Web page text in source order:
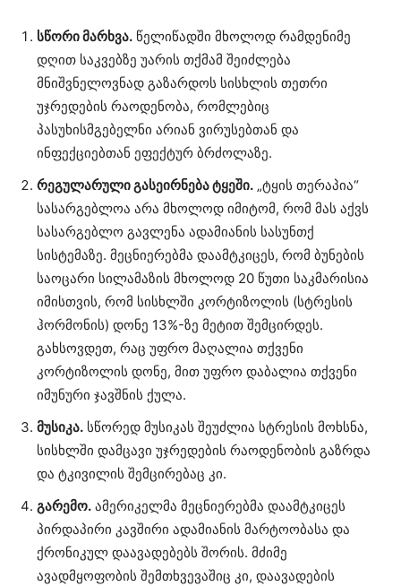
სწორი მარხვა. წელიწადში მხოლოდ რამდენიმე
დღით საკვებზე უარის თქმამ შეიძლება
მნიშვნელოვნად გაზარდოს სისხლის თეთრი
უჯრედების რაოდენობა, რომლებიც
პასუხისმგებელნი არიან ვირუსებთან და
ინფექციებთან ეფექტურ ბრძოლაზე.
რეგულარული გასეირნება ტყეში. „ტყის თერაპია“
სასარგებლოა არა მხოლოდ იმიტომ, რომ მას აქვს
სასარგებლო გავლენა ადამიანის სასუნთქ
სისტემაზე. მეცნიერებმა დაამტკიცეს, რომ ბუნების
საოცარი სილამაზის მხოლოდ 20 წუთი საკმარისია
იმისთვის, რომ სისხლში კორტიზოლის (სტრესის
ჰორმონის) დონე 13%-ზე მეტით შემცირდეს.
გახსოვდეთ, რაც უფრო მაღალია თქვენი
კორტიზოლის დონე, მით უფრო დაბალია თქვენი
იმუნური ჯავშნის ქულა.
მუსიკა. სწორედ მუსიკას შეუძლია სტრესის მოხსნა,
სისხლში დამცავი უჯრედების რაოდენობის გაზრდა
და ტკივილის შემცირებაც კი.
გარემო. ამერიკელმა მეცნიერებმა დაამტკიცეს
პირდაპირი კავშირი ადამიანის მარტოობასა და
ქრონიკულ დაავადებებს შორის. მძიმე
ავადმყოფობის შემთხვევაშიც კი, დაავადების